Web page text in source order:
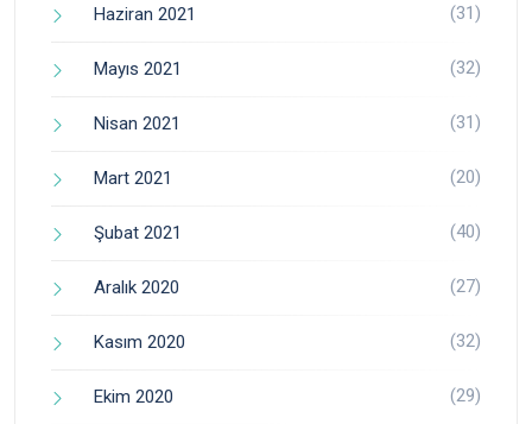
Haziran 2021 (31)
Mayıs 2021 (32)
Nisan 2021 (31)
Mart 2021 (20)
Şubat 2021 (40)
Aralık 2020 (27)
Kasım 2020 (32)
Ekim 2020 (29)